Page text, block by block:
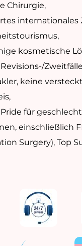
Chirurgie,
internationales
kosmetische
keine
für
einschließlich
Surgery), Top